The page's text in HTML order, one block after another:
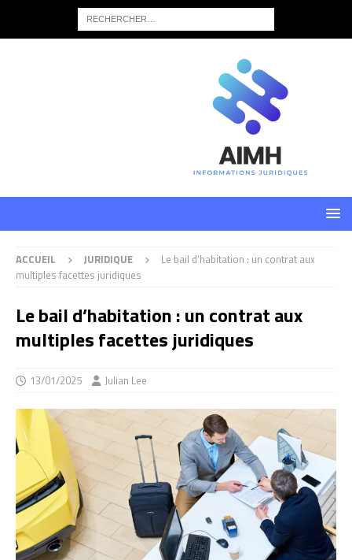
ACCUEIL JURIDIQUE
Le bail d’habitation : un contrat aux
multiples facettes juridiques
Le bail d’habitation : un contrat aux
multiples facettes juridiques
13/01/2025 Julian Lee